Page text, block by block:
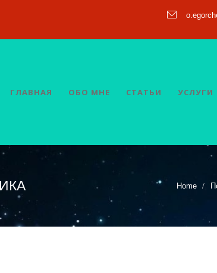
ГЛАВНАЯ ОБО МНЕ СТАТЬИ УСЛУГИ
Home